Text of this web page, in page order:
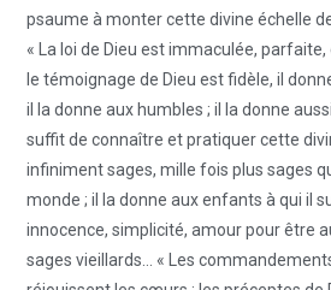
psaume à monter cette divine échelle
« La loi de Dieu est immaculée,
le témoignage de Dieu est fidèle, il
il la donne aux humbles ; il la donne
suffit de connaître et pratiquer cette
infiniment sages, mille fois plus sages
monde ; il la donne aux enfants à qui il
innocence, simplicité, amour pour être
sages vieillards… « Les